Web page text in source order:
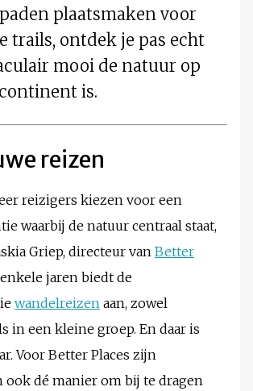
plaatsmaken voor
trails, ontdek je pas echt
mooi de natuur op
is.
reizen
reizigers kiezen voor een
waarbij de natuur centraal staat,
Griep, directeur van Better
jaren biedt de
wandelreizen aan, zowel
in een kleine groep. En daar is
Voor Better Places zijn
ook dé manier om bij te dragen